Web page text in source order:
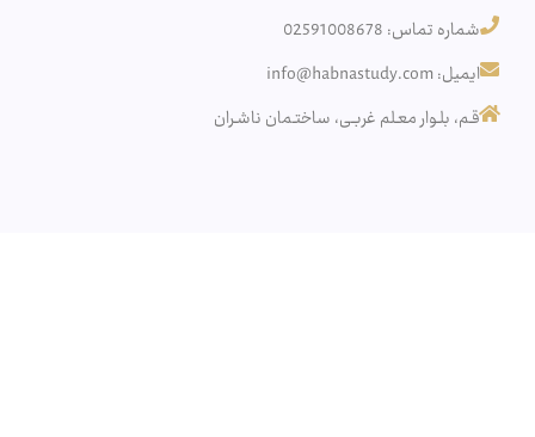
شماره تماس: 02591008678
ایمیل: info@habnastudy.com
قـم، بلـوار معـلم غربـی، ساختـمان ناشـران